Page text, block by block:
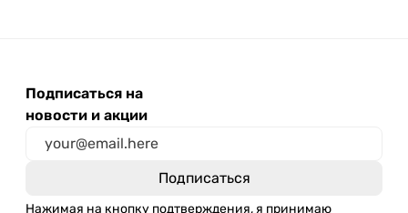
Подписаться на
новости и акции
Нажимая на кнопку подтверждения, я принимаю